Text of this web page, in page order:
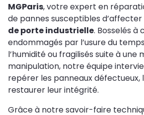
MGParis, votre expert en
de pannes susceptibles d’affecter
de porte industrielle. Bosselés à
endommagés par l’usure du
l’humidité ou fragilisés suite à une
manipulation, notre équipe
repérer les panneaux
restaurer leur intégrité.
Grâce à notre savoir-faire